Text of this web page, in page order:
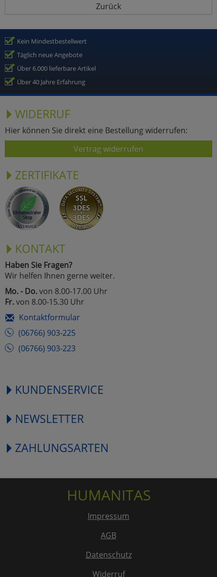
Zurück
Kein Mindestbestellwert
Täglich neue Angebote
Über 6.000 lieferbare Artikel
Über 40 Jahre Erfahrung
WIDERRUF
Hier können Sie direkt eine Bestellung widerrufen:
Vertrag widerrufen
ZERTIFIKATE
KONTAKT
Haben Sie Fragen?
Wir helfen Ihnen gerne weiter.
Mo. - Do.von 8.00-17.00 Uhr
Fr.von 8.00-15.30 Uhr
Kontaktformular
(06766) 903-225
(06766) 903-223
KUNDENSERVICE
NEWSLETTER
ZAHLUNGSARTEN
HUMANITAS
Impressum
AGB
Datenschutz
Widerruf